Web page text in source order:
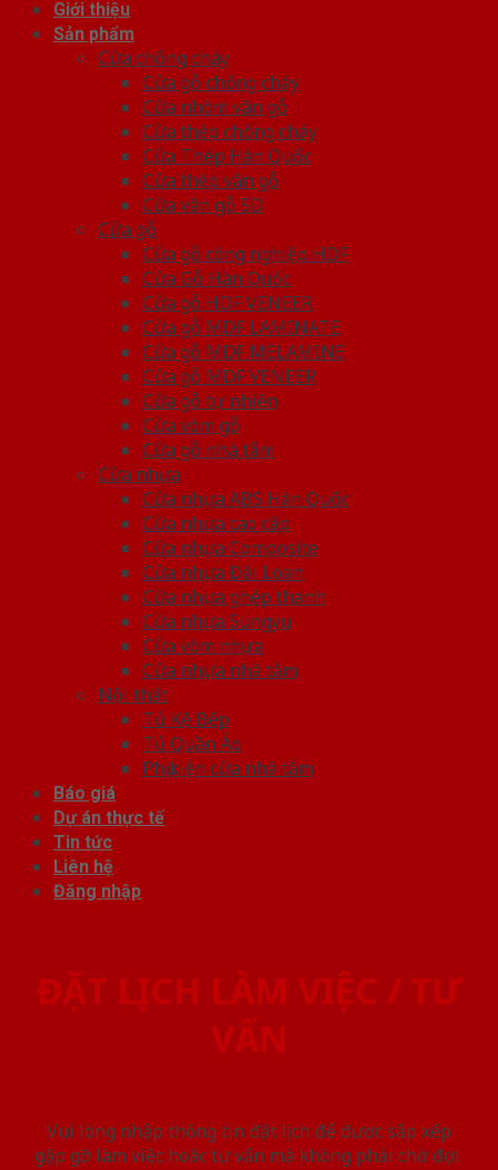
Giới thiệu
Sản phẩm
Cửa chống cháy
Cửa gỗ chống cháy
Cửa nhôm vân gỗ
Cửa thép chống cháy
Cửa Thép Hàn Quốc
Cửa thép vân gỗ
Cửa vân gỗ 5D
Cửa gỗ
Cửa gỗ công nghiệp HDF
Cửa Gỗ Hàn Quốc
Cửa gỗ HDF VENEER
Cửa gỗ MDF LAMINATE
Cửa gỗ MDF MELAMINE
Cửa gỗ MDF VENEER
Cửa gỗ tự nhiên
Cửa vòm gỗ
Cửa gỗ nhà tắm
Cửa nhựa
Cửa nhựa ABS Hàn Quốc
Cửa nhựa cao cấp
Cửa nhựa Composite
Cửa nhựa Đài Loan
Cửa nhựa ghép thanh
Cửa nhựa Sungyu
Cửa vòm nhựa
Cửa nhựa nhà tắm
Nội thất
Tủ Kệ Bếp
Tủ Quần Áo
Phụ kiện cửa nhà tắm
Báo giá
Dự án thực tế
Tin tức
Liên hệ
Đăng nhập
ĐẶT LỊCH LÀM VIỆC / TƯ
VẤN
Vui lòng nhập thông tin đặt lịch để được sắp xếp
gặp gỡ làm việc hoăc tư vấn mà không phải chờ đợi.